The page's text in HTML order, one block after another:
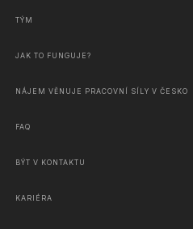
TÝM
JAK TO FUNGUJE?
NÁJEM VĚNUJE PRACOVNÍ SÍLY V ČESKO
FAQ
BÝT V KONTAKTU
KARIÉRA